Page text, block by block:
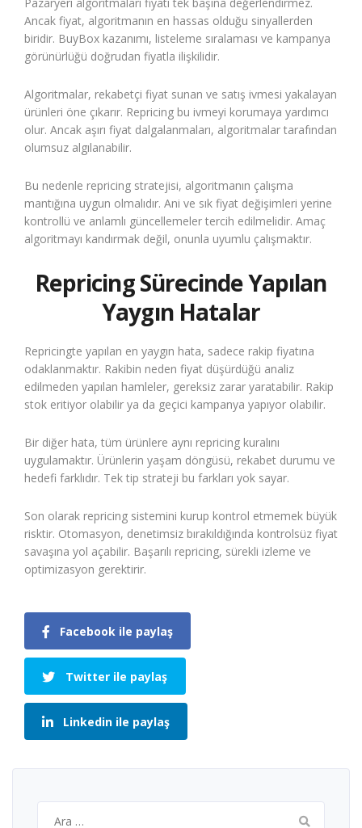
Ancak fiyat, algoritmanın en hassas olduğu sinyallerden
biridir. BuyBox kazanımı, listeleme sıralaması ve kampanya
görünürlüğü doğrudan fiyatla ilişkilidir.
Algoritmalar, rekabetçi fiyat sunan ve satış ivmesi yakalayan
ürünleri öne çıkarır. Repricing bu ivmeyi korumaya yardımcı
olur. Ancak aşırı fiyat dalgalanmaları, algoritmalar tarafından
olumsuz algılanabilir.
Bu nedenle repricing stratejisi, algoritmanın çalışma
mantığına uygun olmalıdır. Ani ve sık fiyat değişimleri yerine
kontrollü ve anlamlı güncellemeler tercih edilmelidir. Amaç
algoritmayı kandırmak değil, onunla uyumlu çalışmaktır.
Repricing Sürecinde Yapılan
Yaygın Hatalar
Repricingte yapılan en yaygın hata, sadece rakip fiyatına
odaklanmaktır. Rakibin neden fiyat düşürdüğü analiz
edilmeden yapılan hamleler, gereksiz zarar yaratabilir. Rakip
stok eritiyor olabilir ya da geçici kampanya yapıyor olabilir.
Bir diğer hata, tüm ürünlere aynı repricing kuralını
uygulamaktır. Ürünlerin yaşam döngüsü, rekabet durumu ve
hedefi farklıdır. Tek tip strateji bu farkları yok sayar.
Son olarak repricing sistemini kurup kontrol etmemek büyük
risktir. Otomasyon, denetimsiz bırakıldığında kontrolsüz fiyat
savaşına yol açabilir. Başarılı repricing, sürekli izleme ve
optimizasyon gerektirir.
Facebook ile paylaş
Twitter ile paylaş
Linkedin ile paylaş